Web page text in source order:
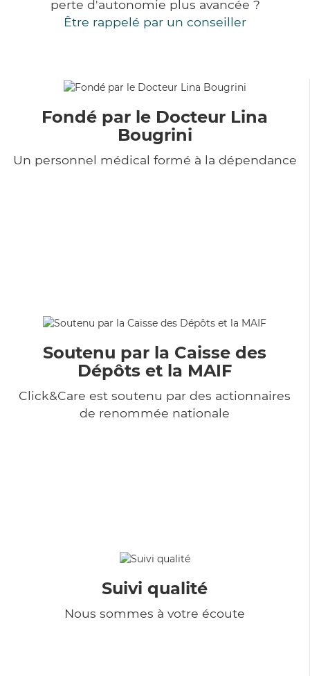
perte d'autonomie plus avancée ?
Être rappelé par un conseiller
Fondé par le Docteur Lina
Bougrini
Un personnel médical formé à la dépendance
Soutenu par la Caisse des
Dépôts et la MAIF
Click&Care est soutenu par des actionnaires
de renommée nationale
Suivi qualité
Nous sommes à votre écoute